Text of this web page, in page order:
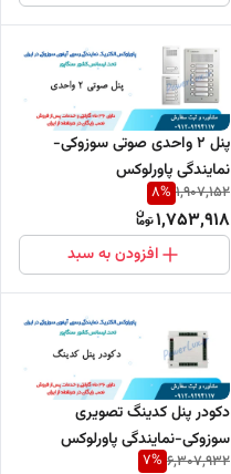
پنل 2 واحدی صوتی سوزوکی-
نمایندگی پاورلوکس
1,907,152
8%
1,753,918
افزودن به سبد
دکودر پنل کدینگ تصویری
سوزوکی-نمایندگی پاورلوکس
6,307,932
7%